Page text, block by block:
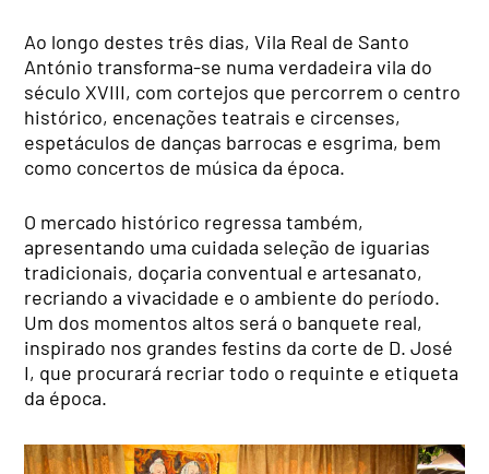
Ao longo destes três dias, Vila Real de Santo
António transforma-se numa verdadeira vila do
século XVIII, com cortejos que percorrem o centro
histórico, encenações teatrais e circenses,
espetáculos de danças barrocas e esgrima, bem
como concertos de música da época.
O mercado histórico regressa também,
apresentando uma cuidada seleção de iguarias
tradicionais, doçaria conventual e artesanato,
recriando a vivacidade e o ambiente do período.
Um dos momentos altos será o banquete real,
inspirado nos grandes festins da corte de D. José
I, que procurará recriar todo o requinte e etiqueta
da época.